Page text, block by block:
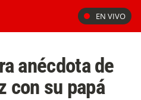
EN VIVO
anécdota de
con su papá